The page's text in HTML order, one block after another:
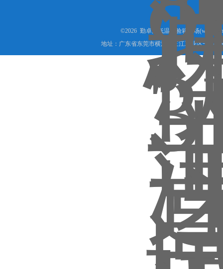
©2026 勤卓高低温试验箱专场
地址：广东省东莞市横沥镇三江工业区一路10